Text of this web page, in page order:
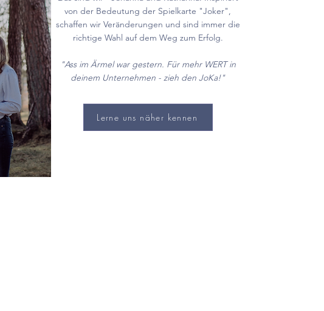
von der Bedeutung der Spielkarte "Joker",
schaffen wir Veränderungen und sind immer die
richtige Wahl auf dem Weg zum Erfolg.
"Ass im Ärmel war gestern. Für mehr WERT in
deinem Unternehmen - zieh den JoKa!"
Lerne uns näher kennen